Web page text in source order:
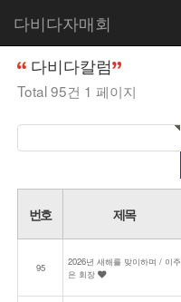
다비다자매회
홈 커뮤니티
다비다칼럼
Total 95건 1 페이지
번호 제목
95
2026년 새해를 맞이하며 / 이주
은 회장